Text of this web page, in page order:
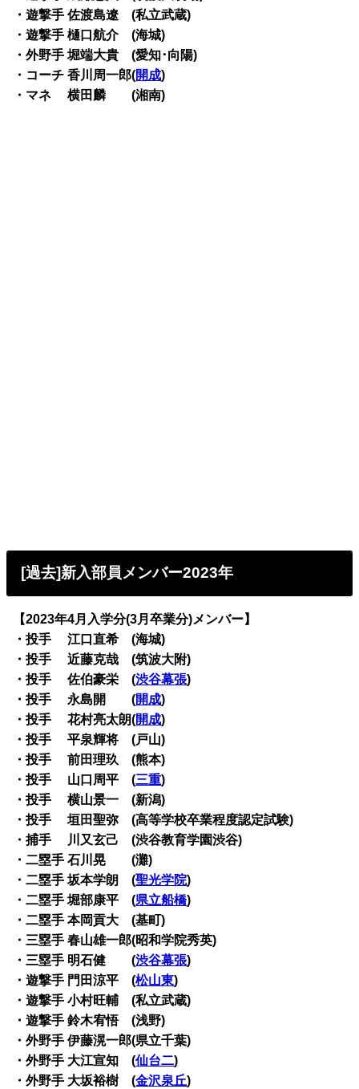
・遊撃手 佐渡島遼 (私立武蔵)
・遊撃手 樋口航介 (海城)
・外野手 堀端大貴 (愛知･向陽)
・コーチ 香川周一郎(開成)
・マネ 横田麟 (湘南)
[過去]新入部員メンバー2023年
【2023年4月入学分(3月卒業分)メンバー】
・投手 江口直希 (海城)
・投手 近藤克哉 (筑波大附)
・投手 佐伯豪栄 (渋谷幕張)
・投手 永島開 (開成)
・投手 花村亮太朗(開成)
・投手 平泉輝将 (戸山)
・投手 前田理玖 (熊本)
・投手 山口周平 (三重)
・投手 横山景一 (新潟)
・投手 垣田聖弥 (高等学校卒業程度認定試験)
・捕手 川又玄己 (渋谷教育学園渋谷)
・二塁手 石川晃 (灘)
・二塁手 坂本学朗 (聖光学院)
・二塁手 堀部康平 (県立船橋)
・二塁手 本岡貢大 (基町)
・三塁手 春山雄一郎(昭和学院秀英)
・三塁手 明石健 (渋谷幕張)
・遊撃手 門田涼平 (松山東)
・遊撃手 小村旺輔 (私立武蔵)
・遊撃手 鈴木宥悟 (浅野)
・外野手 伊藤滉一郎(県立千葉)
・外野手 大江宣知 (仙台二)
・外野手 大坂裕樹 (金沢泉丘)